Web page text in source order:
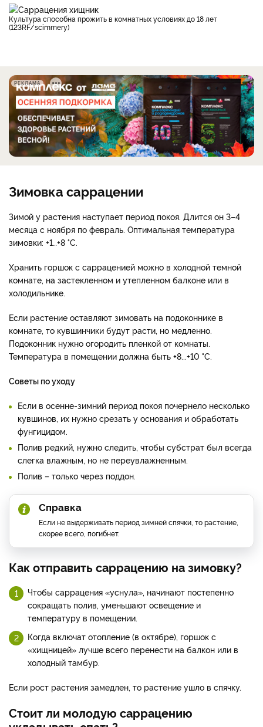
Культура способна прожить в комнатных условиях до 18 лет
(123RF/scimmery)
РЕКЛАМА
Зимовка саррацении
Зимой у растения наступает период покоя. Длится он 3–4
месяца с ноября по февраль. Оптимальная температура
зимовки: +1…+8 °С.
Хранить горшок с сарраценией можно в холодной темной
комнате, на застекленном и утепленном балконе или в
холодильнике.
Если растение оставляют зимовать на подоконнике в
комнате, то кувшинчики будут расти, но медленно.
Подоконник нужно огородить пленкой от комнаты.
Температура в помещении должна быть +8...+10 °С.
Советы по уходу
Если в осенне-зимний период покоя почернело несколько
кувшинов, их нужно срезать у основания и обработать
фунгицидом.
Полив редкий, нужно следить, чтобы субстрат был всегда
слегка влажным, но не переувлажненным.
Полив – только через поддон.
Справка
Если не выдерживать период зимней спячки, то растение,
скорее всего, погибнет.
Как отправить саррацению на зимовку?
Чтобы саррацения «уснула», начинают постепенно
сокращать полив, уменьшают освещение и
температуру в помещении.
Когда включат отопление (в октябре), горшок с
«хищницей» лучше всего перенести на балкон или в
холодный тамбур.
Если рост растения замедлен, то растение ушло в спячку.
Стоит ли молодую саррацению